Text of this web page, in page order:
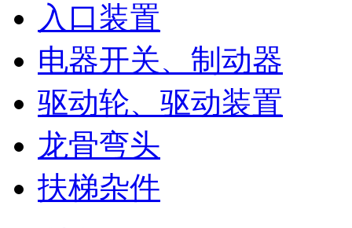
入口装置
电器开关、制动器
驱动轮、驱动装置
龙骨弯头
扶梯杂件